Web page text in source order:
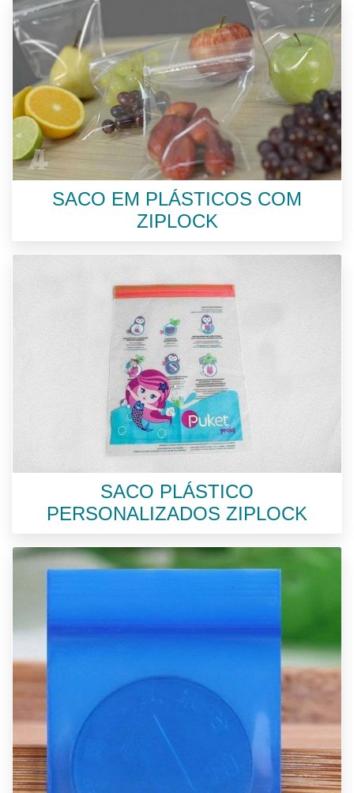
SACO EM PLÁSTICOS COM
ZIPLOCK
SACO PLÁSTICO
PERSONALIZADOS ZIPLOCK